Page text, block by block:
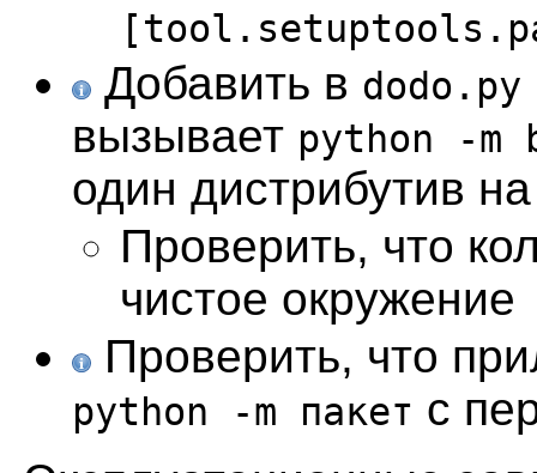
Добавить в dodo.py
вызывает python -m
один дистрибутив
Проверить, что
чистое окружение
Проверить, что
python -m пакет с